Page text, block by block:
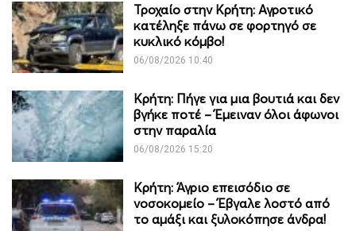
Τροχαίο στην Κρήτη: Αγροτικό
κατέληξε πάνω σε φορτηγό σε
κυκλικό κόμβο!
06/08/2026 10:40
Κρήτη: Πήγε για μια βουτιά και δεν
βγήκε ποτέ – Έμειναν όλοι άφωνοι
στην παραλία
06/08/2026 15:20
Κρήτη: Άγριο επεισόδιο σε
νοσοκομείο – Έβγαλε λοστό από
το αμάξι και ξυλοκόπησε άνδρα!